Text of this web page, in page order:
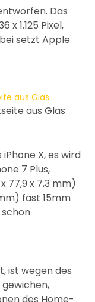
Das
x 1.125 Pixel,
setzt Apple
aus Glas
X, es wird
7 Plus,
77,9 x 7,3 mm)
fast 15mm
ist wegen des